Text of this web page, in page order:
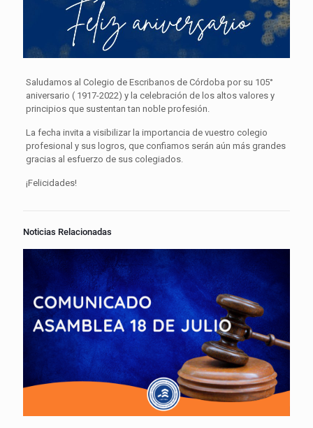
Saludamos al Colegio de Escribanos de Córdoba por su 105°
aniversario ( 1917-2022) y la celebración de los altos valores y
principios que sustentan tan noble profesión.
La fecha invita a visibilizar la importancia de vuestro colegio
profesional y sus logros, que confiamos serán aún más grandes
gracias al esfuerzo de sus colegiados.
¡Felicidades!
Noticias Relacionadas